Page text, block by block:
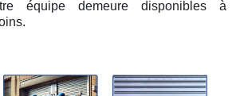
équipe demeure disponibles à